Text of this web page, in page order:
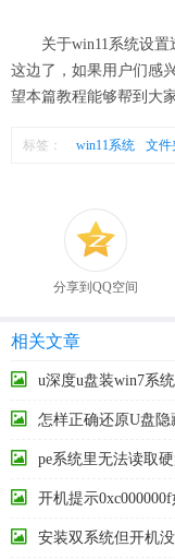
关于win11系统设置
这边了，如果用户们感
望本篇教程能够帮到大
标签： win11系统 文件
分享到QQ空间
相关文章
u深度u盘装win7系
题怎样正确还原U盘隐
pe系统里无法读取
开机提示
安装双系统但开机